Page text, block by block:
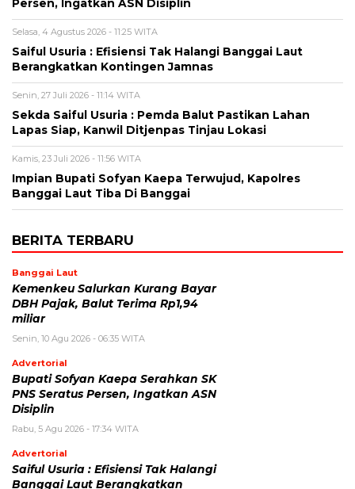
Persen, Ingatkan ASN Disiplin
Selasa, 4 Agustus 2026 - 11:25 WITA
Saiful Usuria : Efisiensi Tak Halangi Banggai Laut
Berangkatkan Kontingen Jamnas
Senin, 27 Juli 2026 - 11:14 WITA
Sekda Saiful Usuria : Pemda Balut Pastikan Lahan
Lapas Siap, Kanwil Ditjenpas Tinjau Lokasi
Kamis, 23 Juli 2026 - 11:56 WITA
Impian Bupati Sofyan Kaepa Terwujud, Kapolres
Banggai Laut Tiba Di Banggai
BERITA TERBARU
Banggai Laut
Kemenkeu Salurkan Kurang Bayar
DBH Pajak, Balut Terima Rp1,94
miliar
Senin, 10 Agu 2026 - 06:35 WITA
Advertorial
Bupati Sofyan Kaepa Serahkan SK
PNS Seratus Persen, Ingatkan ASN
Disiplin
Rabu, 5 Agu 2026 - 17:34 WITA
Advertorial
Saiful Usuria : Efisiensi Tak Halangi
Banggai Laut Berangkatkan